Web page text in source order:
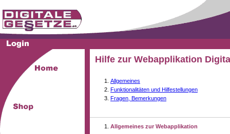
Hilfe zur Webapplikation
Allgemeines
Funktionalitäten und Hilfestellungen
Fragen, Bemerkungen
Allgemeines zur Webapplikation